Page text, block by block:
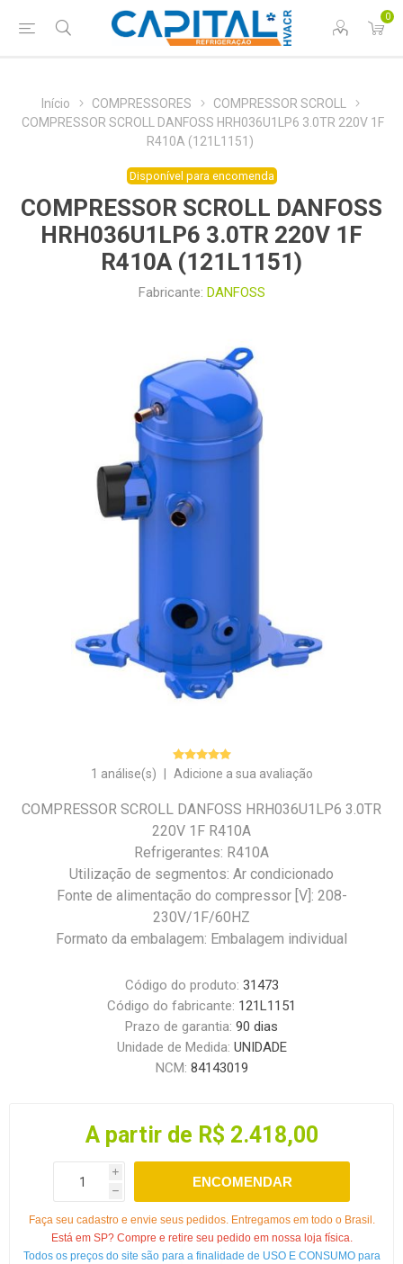
0
Início COMPRESSORES
COMPRESSOR SCROLL
COMPRESSOR SCROLL DANFOSS HRH036U1LP6 3.0TR 220V 1F
R410A (121L1151)
Disponível para encomenda
COMPRESSOR SCROLL DANFOSS
HRH036U1LP6 3.0TR 220V 1F
R410A (121L1151)
Fabricante: DANFOSS
1 análise(s) Adicione a sua avaliação
COMPRESSOR SCROLL DANFOSS HRH036U1LP6 3.0TR
220V 1F R410A
Refrigerantes: R410A
Utilização de segmentos: Ar condicionado
Fonte de alimentação do compressor [V]: 208-
230V/1F/60HZ
Formato da embalagem: Embalagem individual
Código do produto: 31473
Código do fabricante: 121L1151
Prazo de garantia: 90 dias
Unidade de Medida: UNIDADE
NCM: 84143019
A partir de R$ 2.418,00
i
h
ENCOMENDAR
Faça seu cadastro e envie seus pedidos. Entregamos em todo o Brasil.
Está em SP? Compre e retire seu pedido em nossa loja física.
Todos os preços do site são para a finalidade de USO E CONSUMO para